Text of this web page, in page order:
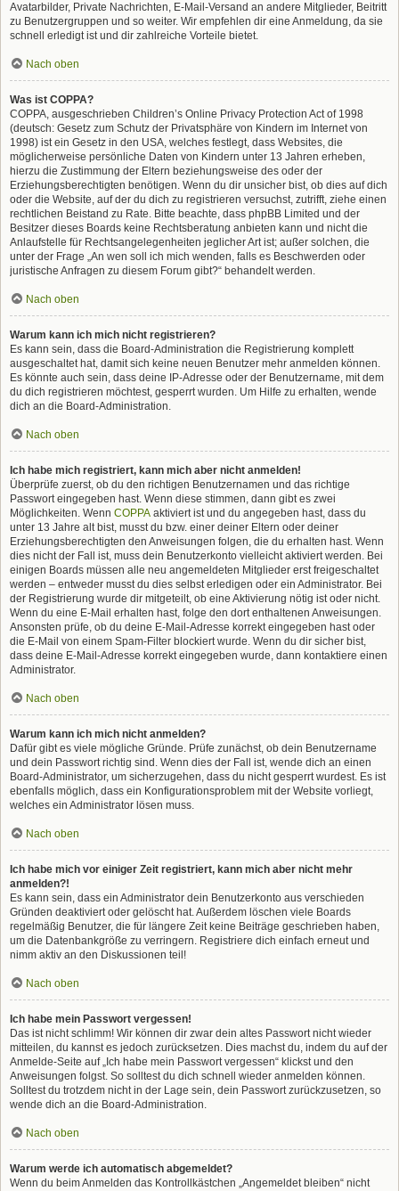
Avatarbilder, Private Nachrichten, E-Mail-Versand an andere Mitglieder, Beitritt
zu Benutzergruppen und so weiter. Wir empfehlen dir eine Anmeldung, da sie
schnell erledigt ist und dir zahlreiche Vorteile bietet.
Nach oben
Was ist COPPA?
COPPA, ausgeschrieben Children’s Online Privacy Protection Act of 1998
(deutsch: Gesetz zum Schutz der Privatsphäre von Kindern im Internet von
1998) ist ein Gesetz in den USA, welches festlegt, dass Websites, die
möglicherweise persönliche Daten von Kindern unter 13 Jahren erheben,
hierzu die Zustimmung der Eltern beziehungsweise des oder der
Erziehungsberechtigten benötigen. Wenn du dir unsicher bist, ob dies auf dich
oder die Website, auf der du dich zu registrieren versuchst, zutrifft, ziehe einen
rechtlichen Beistand zu Rate. Bitte beachte, dass phpBB Limited und der
Besitzer dieses Boards keine Rechtsberatung anbieten kann und nicht die
Anlaufstelle für Rechtsangelegenheiten jeglicher Art ist; außer solchen, die
unter der Frage „An wen soll ich mich wenden, falls es Beschwerden oder
juristische Anfragen zu diesem Forum gibt?“ behandelt werden.
Nach oben
Warum kann ich mich nicht registrieren?
Es kann sein, dass die Board-Administration die Registrierung komplett
ausgeschaltet hat, damit sich keine neuen Benutzer mehr anmelden können.
Es könnte auch sein, dass deine IP-Adresse oder der Benutzername, mit dem
du dich registrieren möchtest, gesperrt wurden. Um Hilfe zu erhalten, wende
dich an die Board-Administration.
Nach oben
Ich habe mich registriert, kann mich aber nicht anmelden!
Überprüfe zuerst, ob du den richtigen Benutzernamen und das richtige
Passwort eingegeben hast. Wenn diese stimmen, dann gibt es zwei
Möglichkeiten. Wenn COPPA aktiviert ist und du angegeben hast, dass du
unter 13 Jahre alt bist, musst du bzw. einer deiner Eltern oder deiner
Erziehungsberechtigten den Anweisungen folgen, die du erhalten hast. Wenn
dies nicht der Fall ist, muss dein Benutzerkonto vielleicht aktiviert werden. Bei
einigen Boards müssen alle neu angemeldeten Mitglieder erst freigeschaltet
werden – entweder musst du dies selbst erledigen oder ein Administrator. Bei
der Registrierung wurde dir mitgeteilt, ob eine Aktivierung nötig ist oder nicht.
Wenn du eine E-Mail erhalten hast, folge den dort enthaltenen Anweisungen.
Ansonsten prüfe, ob du deine E-Mail-Adresse korrekt eingegeben hast oder
die E-Mail von einem Spam-Filter blockiert wurde. Wenn du dir sicher bist,
dass deine E-Mail-Adresse korrekt eingegeben wurde, dann kontaktiere einen
Administrator.
Nach oben
Warum kann ich mich nicht anmelden?
Dafür gibt es viele mögliche Gründe. Prüfe zunächst, ob dein Benutzername
und dein Passwort richtig sind. Wenn dies der Fall ist, wende dich an einen
Board-Administrator, um sicherzugehen, dass du nicht gesperrt wurdest. Es ist
ebenfalls möglich, dass ein Konfigurationsproblem mit der Website vorliegt,
welches ein Administrator lösen muss.
Nach oben
Ich habe mich vor einiger Zeit registriert, kann mich aber nicht mehr
anmelden?!
Es kann sein, dass ein Administrator dein Benutzerkonto aus verschieden
Gründen deaktiviert oder gelöscht hat. Außerdem löschen viele Boards
regelmäßig Benutzer, die für längere Zeit keine Beiträge geschrieben haben,
um die Datenbankgröße zu verringern. Registriere dich einfach erneut und
nimm aktiv an den Diskussionen teil!
Nach oben
Ich habe mein Passwort vergessen!
Das ist nicht schlimm! Wir können dir zwar dein altes Passwort nicht wieder
mitteilen, du kannst es jedoch zurücksetzen. Dies machst du, indem du auf der
Anmelde-Seite auf „Ich habe mein Passwort vergessen“ klickst und den
Anweisungen folgst. So solltest du dich schnell wieder anmelden können.
Solltest du trotzdem nicht in der Lage sein, dein Passwort zurückzusetzen, so
wende dich an die Board-Administration.
Nach oben
Warum werde ich automatisch abgemeldet?
Wenn du beim Anmelden das Kontrollkästchen „Angemeldet bleiben“ nicht